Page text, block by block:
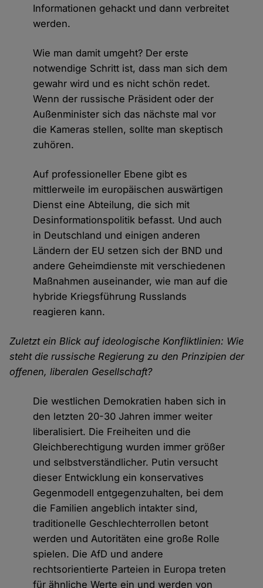
Informationen gehackt und dann verbreitet
werden.
Wie man damit umgeht? Der erste
notwendige Schritt ist, dass man sich dem
gewahr wird und es nicht schön redet.
Wenn der russische Präsident oder der
Außenminister sich das nächste mal vor
die Kameras stellen, sollte man skeptisch
zuhören.
Auf professioneller Ebene gibt es
mittlerweile im europäischen auswärtigen
Dienst eine Abteilung, die sich mit
Desinformationspolitik befasst. Und auch
in Deutschland und einigen anderen
Ländern der EU setzen sich der BND und
andere Geheimdienste mit verschiedenen
Maßnahmen auseinander, wie man auf die
hybride Kriegsführung Russlands
reagieren kann.
Zuletzt ein Blick auf ideologische Konfliktlinien: Wie
steht die russische Regierung zu den Prinzipien der
offenen, liberalen Gesellschaft?
Die westlichen Demokratien haben sich in
den letzten 20-30 Jahren immer weiter
liberalisiert. Die Freiheiten und die
Gleichberechtigung wurden immer größer
und selbstverständlicher. Putin versucht
dieser Entwicklung ein konservatives
Gegenmodell entgegenzuhalten, bei dem
die Familien angeblich intakter sind,
traditionelle Geschlechterrollen betont
werden und Autoritäten eine große Rolle
spielen. Die AfD und andere
rechtsorientierte Parteien in Europa treten
für ähnliche Werte ein und werden von